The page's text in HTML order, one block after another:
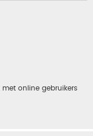
met online gebruikers